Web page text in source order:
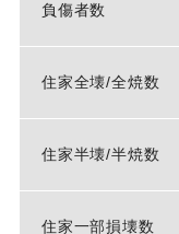
負傷者数
住家全壊/全焼数
住家半壊/半焼数
住家一部損壊数